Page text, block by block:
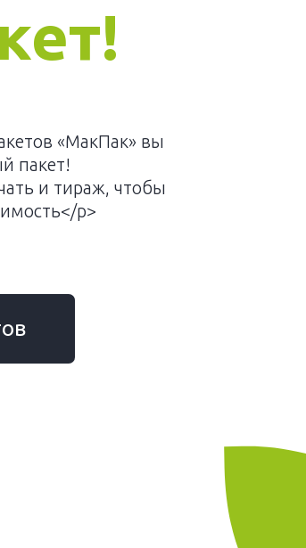
«МакПак» вы
пакет!
и тираж, чтобы
p>